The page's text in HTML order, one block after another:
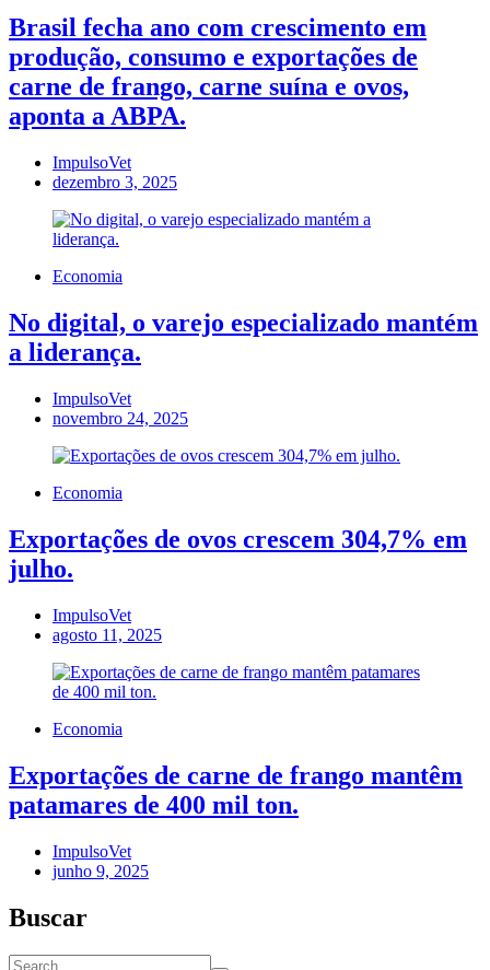
Brasil fecha ano com crescimento em
produção, consumo e exportações de
carne de frango, carne suína e ovos,
aponta a ABPA.
ImpulsoVet
dezembro 3, 2025
Economia
No digital, o varejo especializado mantém
a liderança.
ImpulsoVet
novembro 24, 2025
Economia
Exportações de ovos crescem 304,7% em
julho.
ImpulsoVet
agosto 11, 2025
Economia
Exportações de carne de frango mantêm
patamares de 400 mil ton.
ImpulsoVet
junho 9, 2025
Buscar